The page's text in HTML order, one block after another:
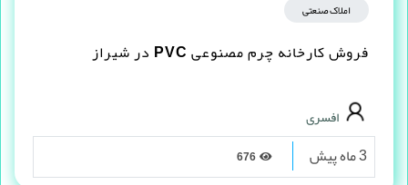
املاک صنعتی
فروش کارخانه چرم مصنوعى PVC در شیراز